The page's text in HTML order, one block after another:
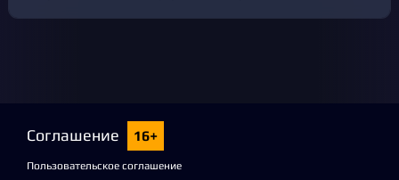
Соглашение 16+
Пользовательское соглашение